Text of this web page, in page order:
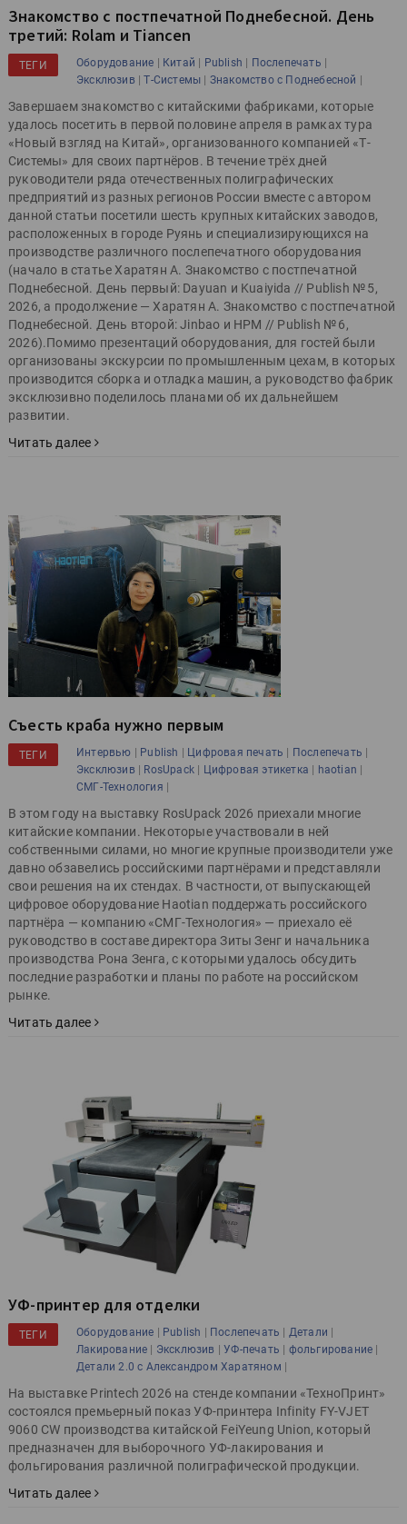
Знакомство с постпечатной Поднебесной. День
третий: Rolam и Tiancen
ТЕГИ Оборудование | Китай | Publish | Послепечать |
Эксклюзив |Т-Системы | Знакомство с Поднебесной |
Завершаем знакомство с китайскими фабриками, которые
удалось посетить в первой половине апреля в рамках тура
«Новый взгляд на Китай», организованного компанией «Т-
Системы» для своих партнёров. В течение трёх дней
руководители ряда отечественных полиграфических
предприятий из разных регионов России вместе с автором
данной статьи посетили шесть крупных китайских заводов,
расположенных в городе Руянь и специализирующихся на
производстве различного послепечатного оборудования
(начало в статье Харатян А. Знакомство с постпечатной
Поднебесной. День первый: Dayuan и Kuaiyida // Publish № 5,
2026, а продолжение — Харатян А. Знакомство с постпечатной
Поднебесной. День второй: Jinbao и HPM // Publish № 6,
2026).Помимо презентаций оборудования, для гостей были
организованы экскурсии по промышленным цехам, в которых
производится сборка и отладка машин, а руководство фабрик
эксклюзивно поделилось планами об их дальнейшем
развитии.
Читать далее
Съесть краба нужно первым
ТЕГИ Интервью | Publish | Цифровая печать | Послепечать |
Эксклюзив | RosUpack | Цифровая этикетка | haotian |
СМГ-Технология |
В этом году на выставку RosUpack 2026 приехали многие
китайские компании. Некоторые участвовали в ней
собственными силами, но многие крупные производители уже
давно обзавелись российскими партнёрами и представляли
свои решения на их стендах. В частности, от выпускающей
цифровое оборудование Haotian поддержать российского
партнёра — компанию «СМГ-Технология» — приехало её
руководство в составе директора Зиты Зенг и начальника
производства Рона Зенга, с которыми удалось обсудить
последние разработки и планы по работе на российском
рынке.
Читать далее
УФ-принтер для отделки
ТЕГИ Оборудование | Publish | Послепечать | Детали |
Лакирование | Эксклюзив |УФ-печать | фольгирование |
Детали 2.0 с Александром Харатяном |
На выставке Printech 2026 на стенде компании «ТехноПринт»
состоялся премьерный показ УФ-принтера Infinity FY-VJET
9060 CW производства китайской FeiYeung Union, который
предназначен для выборочного УФ-лакирования и
фольгирования различной полиграфической продукции.
Читать далее